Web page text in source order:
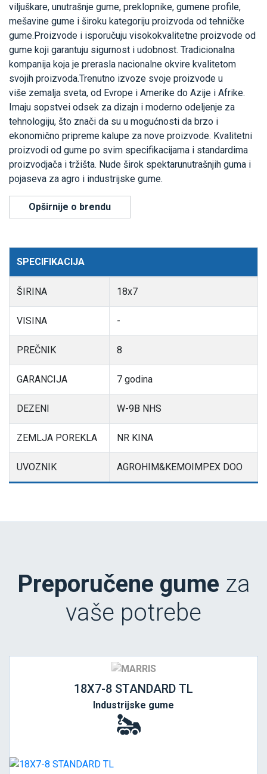
viljuškare, unutrašnje gume, preklopnike, gumene profile,
mešavine gume i široku kategoriju proizvoda od tehničke
gume.Proizvode i isporučuju visokokvalitetne proizvode od
gume koji garantuju sigurnost i udobnost. Tradicionalna
kompanija koja je prerasla nacionalne okvire kvalitetom
svojih proizvoda.Trenutno izvoze svoje proizvode u
više zemalja sveta, od Evrope i Amerike do Azije i Afrike.
Imaju sopstvei odsek za dizajn i moderno odeljenje za
tehnologiju, što znači da su u mogućnosti da brzo i
ekonomično pripreme kalupe za nove proizvode. Kvalitetni
proizvodi od gume po svim specifikacijama i standardima
proizvodjača i tržišta. Nude širok spektarunutrašnjih guma i
pojaseva za agro i industrijske gume.
Opširnije o brendu
SPECIFIKACIJA
ŠIRINA 18x7
VISINA -
PREČNIK 8
GARANCIJA 7 godina
DEZENI W-9B NHS
ZEMLJA POREKLA NR KINA
UVOZNIK AGROHIM&KEMOIMPEX DOO
Preporučene gume za
vaše potrebe
18X7-8 STANDARD TL
Industrijske gume